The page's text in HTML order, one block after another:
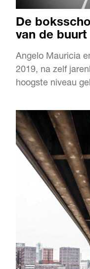
De
van de buurt
Angelo Mauricia
2019, na zelf
hoogste niveau
getraind werd
Zuiderpark,
diverse groep
training in een